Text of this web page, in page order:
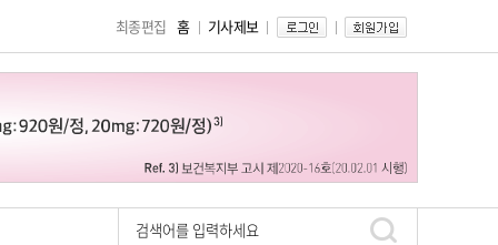
홈 기사제보
최종편집